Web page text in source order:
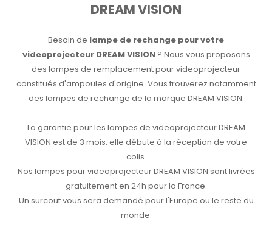
DREAM VISION
Besoin de lampe de rechange pour votre
videoprojecteur DREAM VISION? Nous vous proposons
des lampes de remplacement pour videoprojecteur
constitués d'ampoules d'origine. Vous trouverez notamment
des lampes de rechange de la marque DREAM VISION.
La garantie pour les lampes de videoprojecteur DREAM
VISION est de 3 mois, elle débute à la réception de votre
colis.
Nos lampes pour videoprojecteur DREAM VISION sont livrées
gratuitement en 24h pour la France.
Un surcout vous sera demandé pour l'Europe ou le reste du
monde.